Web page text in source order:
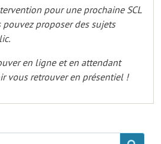
pour une prochaine SCL
pouvez proposer des sujets
en ligne et en attendant
vous retrouver en présentiel !